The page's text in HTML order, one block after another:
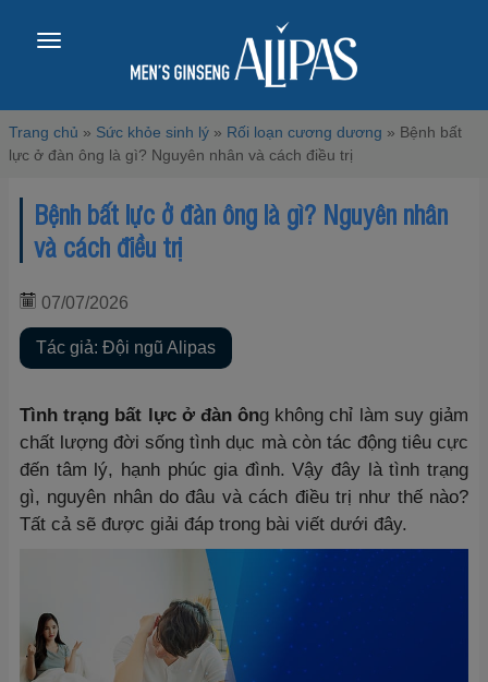
Toggle
Trang chủ » Sức khỏe sinh lý » Rối loạn cương dương » Bệnh bất
lực ở đàn ông là gì? Nguyên nhân và cách điều trị
Bệnh bất lực ở đàn ông là gì? Nguyên nhân
và cách điều trị
07/07/2026
Tác giả: Đội ngũ Alipas
Tình trạng bất lực ở đàn ông không chỉ làm suy giảm
chất lượng đời sống tình dục mà còn tác động tiêu cực
đến tâm lý, hạnh phúc gia đình. Vậy đây là tình trạng
gì, nguyên nhân do đâu và cách điều trị như thế nào?
Tất cả sẽ được giải đáp trong bài viết dưới đây.